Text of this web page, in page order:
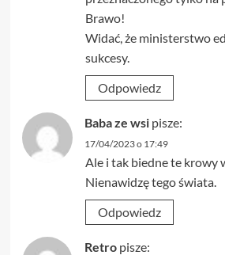
Brawo!
Widać, że ministerstwo
sukcesy.
Odpowiedz
Baba ze wsi pisze:
17/04/2023 o 17:49
Ale i tak biedne te krowy
Nienawidzę tego świata.
Odpowiedz
Retro pisze: